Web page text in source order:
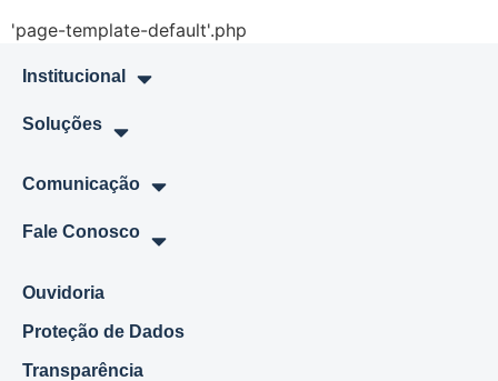
'page-template-default'.php
Institucional
Soluções
Comunicação
Fale Conosco
Ouvidoria
Proteção de Dados
Transparência